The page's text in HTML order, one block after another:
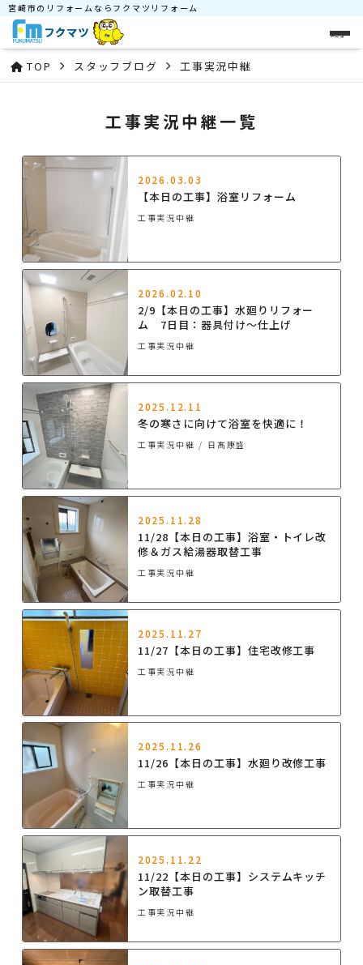
宮崎市のリフォームならフクマツリフォーム
メニュー
TOP スタッフブログ 工事実況中継
工事実況中継一覧
2026.03.03
【本日の工事】浴室リフォーム
工事実況中継
2026.02.10
2/9【本日の工事】水廻りリフォー
ム 7日目：器具付け～仕上げ
工事実況中継
2025.12.11
冬の寒さに向けて浴室を快適に！
工事実況中継 日髙康盛
2025.11.28
11/28【本日の工事】浴室・トイレ改
修＆ガス給湯器取替工事
工事実況中継
2025.11.27
11/27【本日の工事】住宅改修工事
工事実況中継
2025.11.26
11/26【本日の工事】水廻り改修工事
工事実況中継
2025.11.22
11/22【本日の工事】システムキッチ
ン取替工事
工事実況中継